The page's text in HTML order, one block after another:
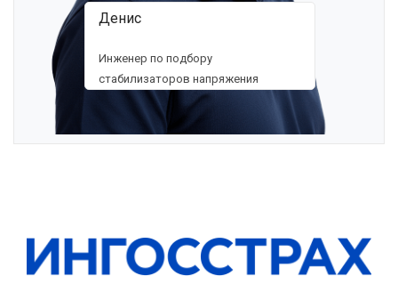
Денис
Инженер по подбору
стабилизаторов напряжения